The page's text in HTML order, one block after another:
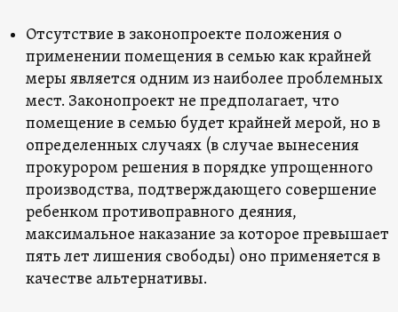
Отсутствие в законопроекте положения о
применении помещения в семью как крайней
меры является одним из наиболее проблемных
мест. Законопроект не предполагает, что
помещение в семью будет крайней мерой, но в
определенных случаях (в случае вынесения
прокурором решения в порядке упрощенного
производства, подтверждающего совершение
ребенком противоправного деяния,
максимальное наказание за которое превышает
пять лет лишения свободы) оно применяется в
качестве альтернативы.